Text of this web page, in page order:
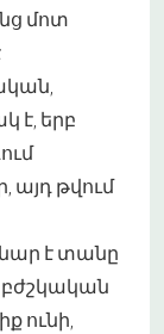
մոտ
է, երբ
այդ թվում
է տանը
բժշկական
ունի,